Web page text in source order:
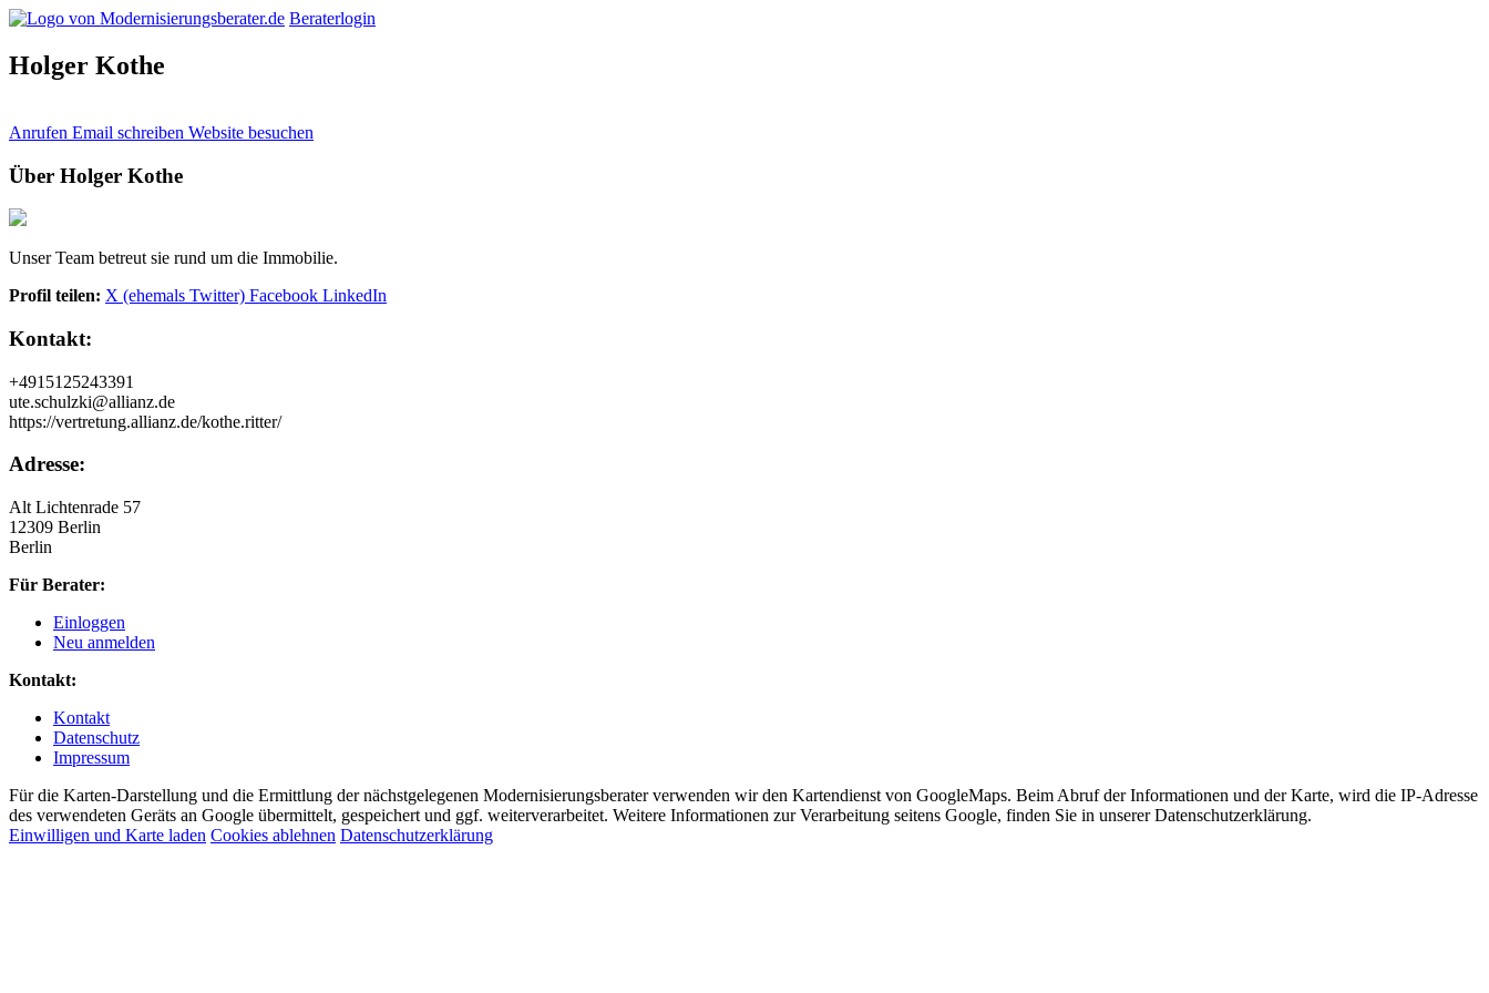
Beraterlogin
Holger Kothe
Anrufen Email schreiben Website besuchen
Über Holger Kothe
Unser Team betreut sie rund um die Immobilie.
Profil teilen: X (ehemals Twitter) Facebook LinkedIn
Kontakt:
+4915125243391
ute.schulzki@allianz.de
https://vertretung.allianz.de/kothe.ritter/
Adresse:
Alt Lichtenrade 57
12309 Berlin
Berlin
Für Berater:
Einloggen
Neu anmelden
Kontakt:
Kontakt
Datenschutz
Impressum
Für die Karten-Darstellung und die Ermittlung der nächstgelegenen Modernisierungsberater verwenden wir den Kartendienst von GoogleMaps. Beim Abruf der Informationen und der Karte, wird die IP-Adresse
des verwendeten Geräts an Google übermittelt, gespeichert und ggf. weiterverarbeitet. Weitere Informationen zur Verarbeitung seitens Google, finden Sie in unserer Datenschutzerklärung.
Einwilligen und Karte laden Cookies ablehnen Datenschutzerklärung